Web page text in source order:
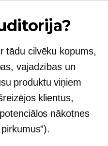
tādu cilvēku kopums,
vajadzības un
produktu viņiem
klientus,
nākotnes